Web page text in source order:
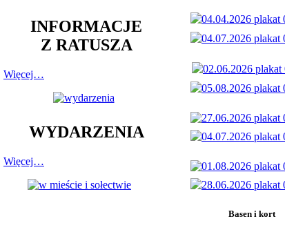
INFORMACJE
Z RATUSZA
Więcej…
WYDARZENIA
Więcej…
Basen i kort